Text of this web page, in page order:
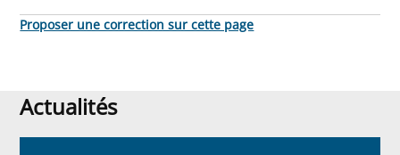
Proposer une correction sur cette page
Actualités
Actualités